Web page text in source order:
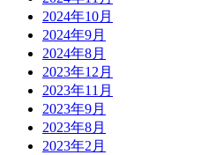
2024年10月
2024年9月
2024年8月
2023年12月
2023年11月
2023年9月
2023年8月
2023年2月